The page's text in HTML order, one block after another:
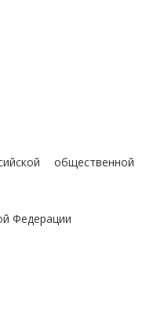
общественной
Федерации